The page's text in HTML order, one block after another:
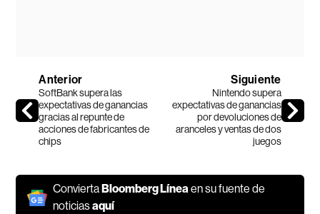
Anterior
SoftBank supera las
expectativas de ganancias
gracias al repunte de
acciones de fabricantes de
chips
Siguiente
Nintendo supera
expectativas de ganancias
por devoluciones de
aranceles y ventas de dos
juegos
Convierta Bloomberg Líneaen su fuente de
noticiasaquí